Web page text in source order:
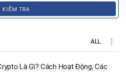
KIỂM TRA
ALL
Là Gì? Cách Hoạt Động, Các